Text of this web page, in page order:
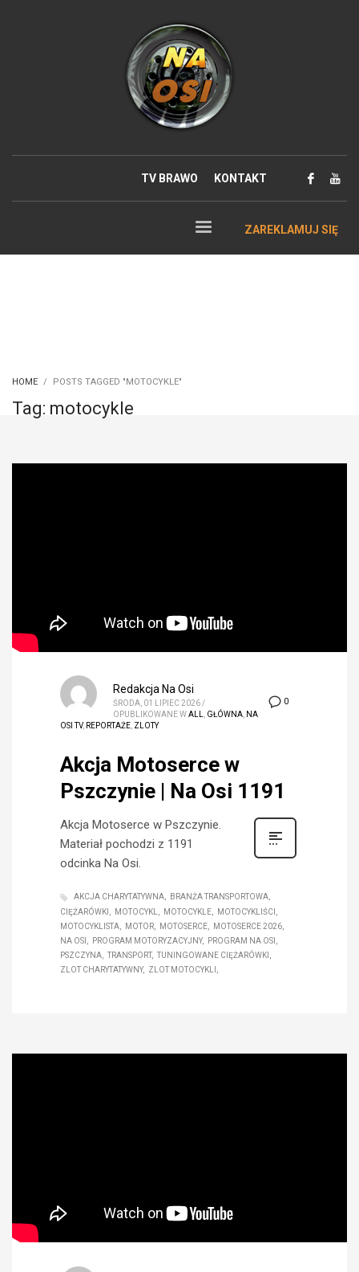
TV BRAWO KONTAKT
ZAREKLAMUJ SIĘ
HOME POSTS TAGGED "MOTOCYKLE"
Tag: motocykle
0
Redakcja Na Osi
ŚRODA, 01 LIPIEC 2026/
OPUBLIKOWANE WALL, GŁÓWNA, NA
OSI TV, REPORTAŻE, ZLOTY
Akcja Motoserce w
Pszczynie | Na Osi 1191
Akcja Motoserce w Pszczynie.
Materiał pochodzi z 1191
odcinka Na Osi.
AKCJA CHARYTATYWNA
BRANŻA TRANSPORTOWA
CIĘŻARÓWKI
MOTOCYKL MOTOCYKLE
MOTOCYKLIŚCI
MOTOCYKLISTA
MOTOR MOTOSERCE
MOTOSERCE 2026
NA OSI
PROGRAM MOTORYZACYJNY
PROGRAM NA OSI
PSZCZYNA
TRANSPORT
TUNINGOWANE CIĘŻARÓWKI
ZLOT CHARYTATYWNY
ZLOT MOTOCYKLI